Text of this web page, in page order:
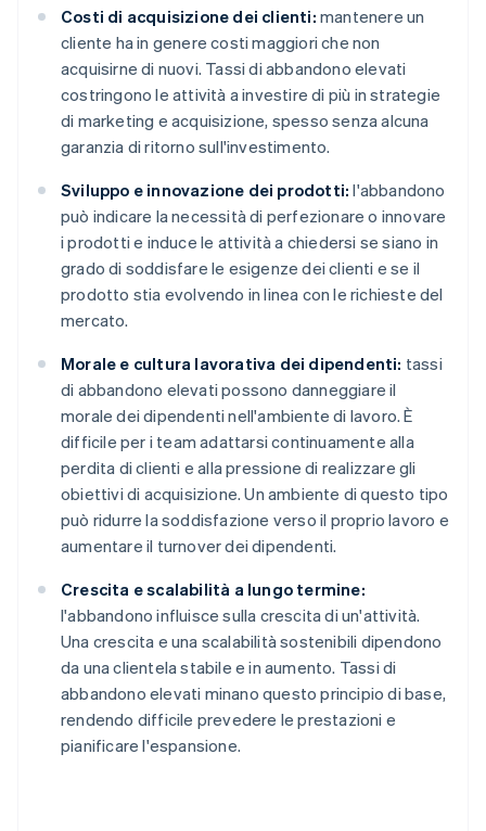
Costi di acquisizione dei clienti: mantenere un
cliente ha in genere costi maggiori che non
acquisirne di nuovi. Tassi di abbandono elevati
costringono le attività a investire di più in strategie
di marketing e acquisizione, spesso senza alcuna
garanzia di ritorno sull'investimento.
Sviluppo e innovazione dei prodotti: l'abbandono
può indicare la necessità di perfezionare o innovare
i prodotti e induce le attività a chiedersi se siano in
grado di soddisfare le esigenze dei clienti e se il
prodotto stia evolvendo in linea con le richieste del
mercato.
Morale e cultura lavorativa dei dipendenti: tassi
di abbandono elevati possono danneggiare il
morale dei dipendenti nell'ambiente di lavoro. È
difficile per i team adattarsi continuamente alla
perdita di clienti e alla pressione di realizzare gli
obiettivi di acquisizione. Un ambiente di questo tipo
può ridurre la soddisfazione verso il proprio lavoro e
aumentare il turnover dei dipendenti.
Crescita e scalabilità a lungo termine:
l'abbandono influisce sulla crescita di un'attività.
Una crescita e una scalabilità sostenibili dipendono
da una clientela stabile e in aumento. Tassi di
abbandono elevati minano questo principio di base,
rendendo difficile prevedere le prestazioni e
pianificare l'espansione.